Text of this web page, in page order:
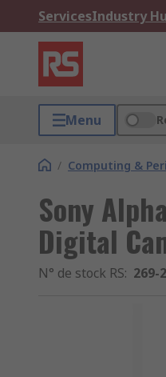
ServicesIndustry
Menu
/ Computing &
Sony
Digital
N° de stock RS: 269-